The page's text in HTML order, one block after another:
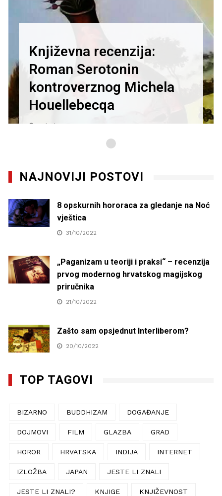
Književna recenzija:
Roman Serotonin
kontroverznog Michela
Houellebecqa
27/01/2021
NAJNOVIJI POSTOVI
8 opskurnih hororaca za gledanje na Noć
vještica
31/10/2022
„Paganizam u teoriji i praksi“ – recenzija
prvog modernog hrvatskog magijskog
priručnika
21/10/2022
Zašto sam opsjednut Interliberom?
20/10/2022
TOP TAGOVI
BIZARNO BUDDHIZAM DOGAĐANJE
DOJMOVI FILM GLAZBA GRAD
HOROR HRVATSKA INDIJA INTERNET
IZLOŽBA JAPAN JESTE LI ZNALI
JESTE LI ZNALI? KNJIGE KNJIŽEVNOST